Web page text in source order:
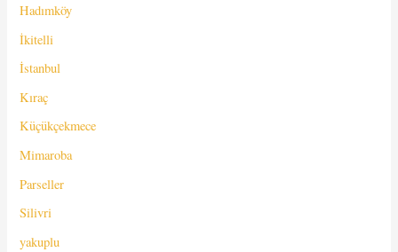
Hadımköy
İkitelli
İstanbul
Kıraç
Küçükçekmece
Mimaroba
Parseller
Silivri
yakuplu